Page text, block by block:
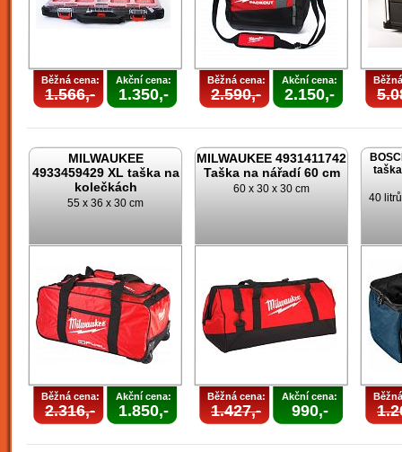
Běžná cena:
1.566,-
Akční cena:
1.350,-
Běžná cena:
2.590,-
Akční cena:
2.150,-
MILWAUKEE
4933459429 XL taška na
kolečkách
55 x 36 x 30 cm
Běžná cena:
2.316,-
Akční cena:
1.850,-
MILWAUKEE 4931411742
Taška na nářadí 60 cm
60 x 30 x 30 cm
Běžná cena:
1.427,-
Akční cena:
990,-
40